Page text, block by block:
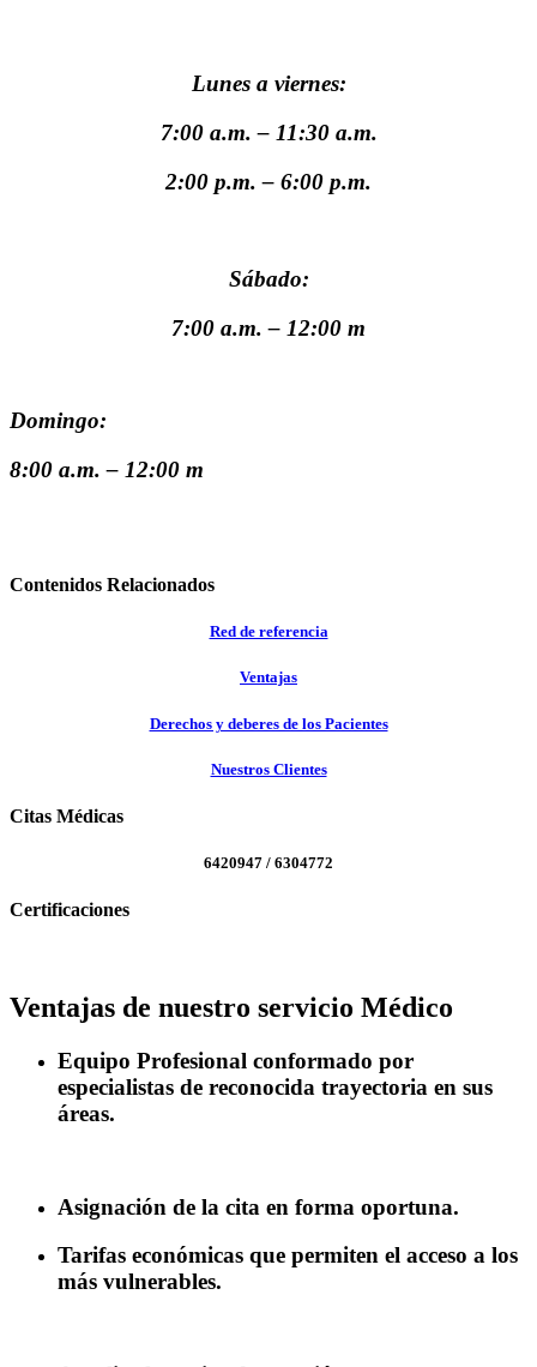
Lunes a viernes:
7:00 a.m. – 11:30 a.m.
2:00 p.m. – 6:00 p.m.
Sábado:
7:00 a.m. – 12:00 m
Domingo:
8:00 a.m. – 12:00 m
Contenidos Relacionados
Red de referencia
Ventajas
Derechos y deberes de los Pacientes
Nuestros Clientes
Citas Médicas
6420947 / 6304772
Certificaciones
Ventajas de nuestro servicio Médico
Equipo Profesional conformado por
especialistas de reconocida trayectoria en sus
áreas.
Asignación de la cita en forma oportuna.
Tarifas económicas que permiten el acceso a los
más vulnerables.